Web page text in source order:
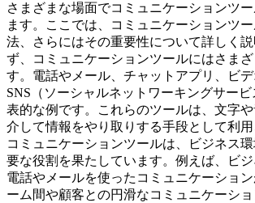
さまざまな場面でコミュニケーションツ
ます。ここでは、コミュニケーションツ
法、さらにはその重要性について詳しく説
ず、コミュニケーションツールにはさま
す。電話やメール、チャットアプリ、ビデ
SNS（ソーシャルネットワーキングサー
表的な例です。これらのツールは、文字
介して情報をやり取りする手段として利用
コミュニケーションツールは、ビジネス
要な役割を果たしています。例えば、ビジ
電話やメールを使ったコミュニケーショ
ーム間や顧客との円滑なコミュニケーシ